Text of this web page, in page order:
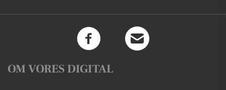
OM VORES DIGITAL